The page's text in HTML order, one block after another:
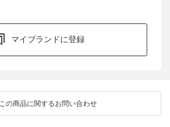
マイブランドに登録
この商品に関するお問い合わせ